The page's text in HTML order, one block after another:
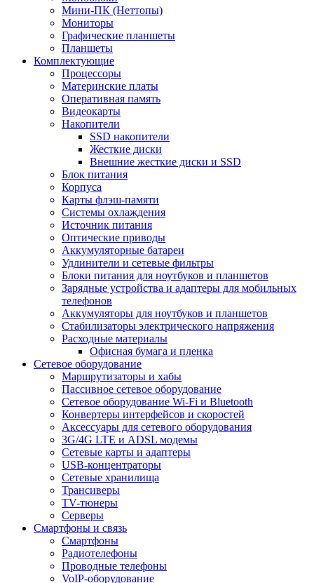
Мини-ПК (Неттопы)
Мониторы
Графические планшеты
Планшеты
Комплектующие
Процессоры
Материнские платы
Оперативная память
Видеокарты
Накопители
SSD накопители
Жесткие диски
Внешние жесткие диски и SSD
Блок питания
Корпуса
Карты флэш-памяти
Системы охлаждения
Источник питания
Оптические приводы
Аккумуляторные батареи
Удлинители и сетевые фильтры
Блоки питания для ноутбуков и планшетов
Зарядные устройства и адаптеры для мобильных
телефонов
Аккумуляторы для ноутбуков и планшетов
Стабилизаторы электрического напряжения
Расходные материалы
Офисная бумага и пленка
Сетевое оборудование
Маршрутизаторы и хабы
Пассивное сетевое оборудование
Сетевое оборудование Wi-Fi и Bluetooth
Конвертеры интерфейсов и скоростей
Аксессуары для сетевого оборудования
3G/4G LTE и ADSL модемы
Сетевые карты и адаптеры
USB-концентраторы
Сетевые хранилища
Трансиверы
TV-тюнеры
Серверы
Смартфоны и связь
Смартфоны
Радиотелефоны
Проводные телефоны
VoIP-оборудование